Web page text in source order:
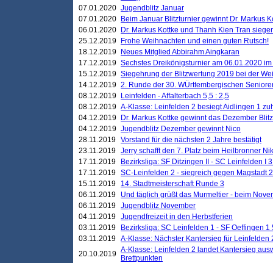
07.01.2020 Jugendblitz Januar
07.01.2020
Beim Januar Blitzturnier gewinnt Dr. Markus
06.01.2020
Dr. Markus Kottke und Thanh Kien Tran
25.12.2019
Frohe Weihnachten und einen guten Rutsch!
18.12.2019
Neues Mitglied Abbirahm Aingkaran
17.12.2019 Sechstes Dreikönigsturnier am 06.01.2020
15.12.2019 Siegehrung der Blitzwertung 2019 bei der
14.12.2019 2. Runde der 30. WÜrttembergischen
08.12.2019
Leinfelden - Affalterbach 5,5 : 2,5
08.12.2019 A-Klasse: Leinfelden 2 besiegt Aidlingen 1
04.12.2019
Dr. Markus Kottke gewinnt das Dezember
04.12.2019 Jugendblitz Dezember gewinnt Nico
28.11.2019 Vorstand für die nächsten 2 Jahre bestätigt
23.11.2019 Jerry schafft den 7. Platz beim Heilbronner
17.11.2019
Bezirksliga: SF Ditzingen II - SC Leinfelden I
17.11.2019 SC-Leinfelden 2 - siegreich gegen Magstadt 2
15.11.2019
14. Stadtmeisterschaft Runde 3
06.11.2019
Und täglich grüßt das Murmeltier - beim
06.11.2019 Jugendblitz November
04.11.2019 Jugendfreizeit in den Herbstferien
03.11.2019
Bezirksliga: SC Leinfelden 1 - SF Oeffingen 1
03.11.2019 A-Klasse: Nächster Kantersieg für Leinfelden
20.10.2019 A-Klasse: Leinfelden 2 landet Kantersieg
Brettpunkten